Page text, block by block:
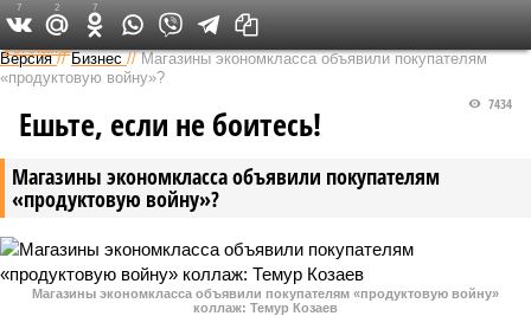
Федеральный выпуск
Версия //Бизнес //Магазины экономкласса объявили покупателям
«продуктовую войну»?
Магазины экономкласса объявили покупателям
«продуктовую войну»?
7434
Ешьте, если не боитесь!
Магазины экономкласса объявили покупателям «продуктовую войну»
коллаж: Темур Козаев
7 2 7